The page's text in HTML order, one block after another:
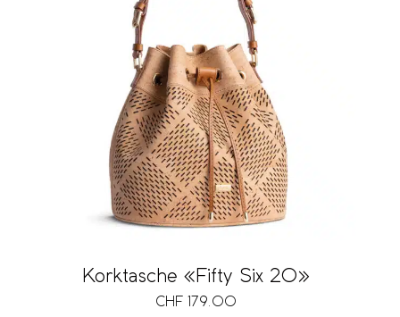
Korktasche «Fifty Six 20»
CHF 179.00